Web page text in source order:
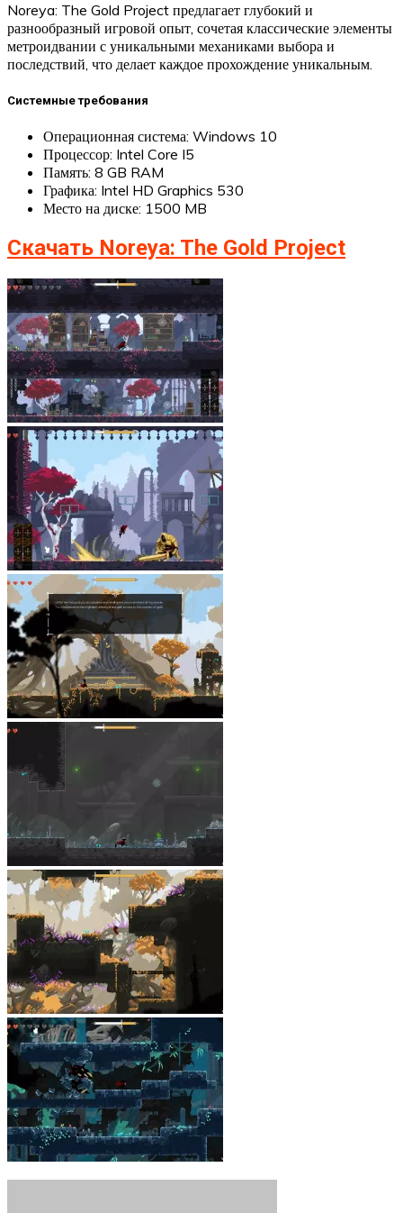
Noreya: The Gold Project предлагает глубокий и
разнообразный игровой опыт, сочетая классические элементы
метроидвании с уникальными механиками выбора и
последствий, что делает каждое прохождение уникальным.
Системные требования
Операционная система: Windows 10
Процессор: Intel Core I5
Память: 8 GB RAM
Графика: Intel HD Graphics 530
Место на диске: 1500 MB
Скачать Noreya: The Gold Project